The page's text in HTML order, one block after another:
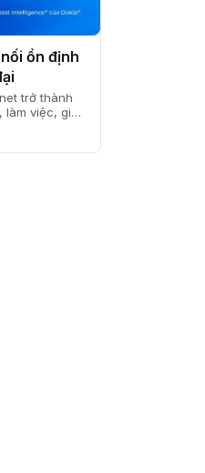
ổn định
trở thành
làm việc, giải
biết
dịch vụ
vụ internet